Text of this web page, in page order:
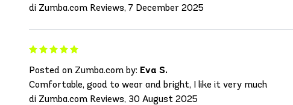
di Zumba.com Reviews, 7 December 2025
Posted on Zumba.com by: Eva S.
Comfortable, good to wear and bright, I like it very much
di Zumba.com Reviews, 30 August 2025